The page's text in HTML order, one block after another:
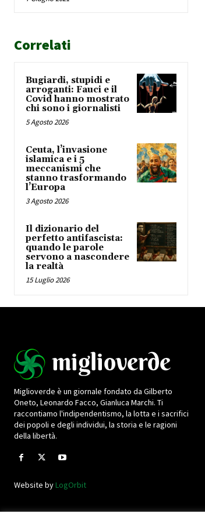
Correlati
Bugiardi, stupidi e
arroganti: Fauci e il
Covid hanno mostrato
chi sono i giornalisti
5 Agosto 2026
Ceuta, l’invasione
islamica e i 5
meccanismi che
stanno trasformando
l’Europa
3 Agosto 2026
Il dizionario del
perfetto antifascista:
quando le parole
servono a nascondere
la realtà
15 Luglio 2026
Miglioverde è un giornale fondato da Gilberto
Oneto, Leonardo Facco, Gianluca Marchi. Ti
raccontiamo l'indipendentismo, la lotta e i sacrifici
dei popoli e degli individui, la storia e le ragioni
della libertà.
Website byLogOrbit